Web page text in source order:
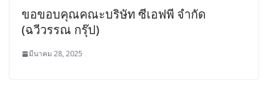
ขอขอบคุณคณะบริษัท ซีเอฟพี จำกัด
(ฉวีวรรณ กรุ๊ป)
มีนาคม 28, 2025